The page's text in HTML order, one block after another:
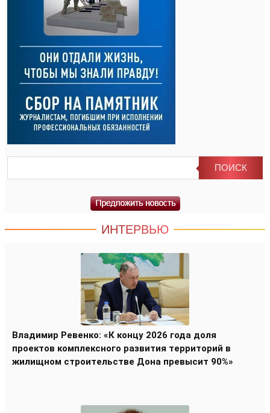
ИНТЕРВЬЮ
Владимир Ревенко: «К концу 2026 года доля
проектов комплексного развития территорий в
жилищном строительстве Дона превысит 90%»